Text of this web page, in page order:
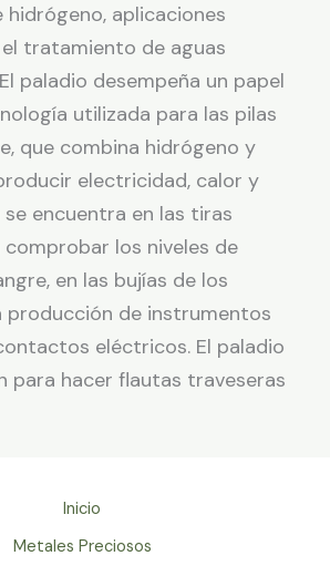
aplicaciones
tratamiento de aguas
paladio desempeña un papel
utilizada para las pilas
que combina hidrógeno y
electricidad, calor y
se encuentra en las tiras
los niveles de
en las bujías de los
producción de instrumentos
eléctricos. El paladio
para hacer flautas traveseras
Inicio
Metales Preciosos